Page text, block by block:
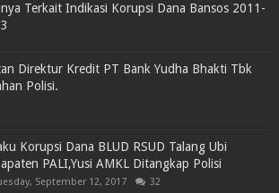
Terkait Indikasi Korupsi Dana Bansos 2011-
Direktur Kredit PT Bank Yudha Bhakti Tbk
Polisi.
Korupsi Dana BLUD RSUD Talang Ubi
PALI,Yusi AMKL Ditangkap Polisi
September 12, 2017 32